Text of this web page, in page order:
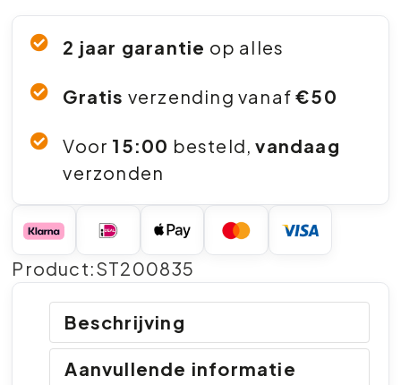
2 jaar garantie op alles
Gratis verzending vanaf€50
Voor 15:00 besteld,vandaag
verzonden
Product:ST200835
Beschrijving
Aanvullende informatie